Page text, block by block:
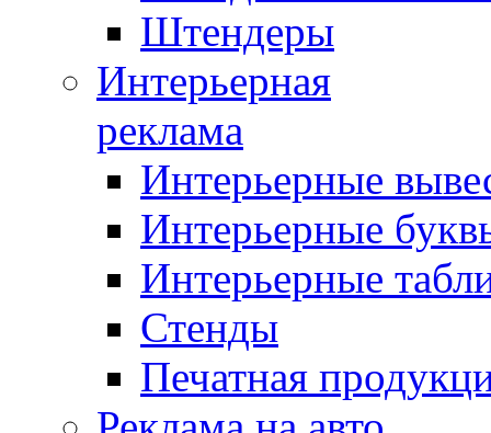
Штендеры
Интерьерная
реклама
Интерьерные
Интерьерные
Интерьерные
Стенды
Печатная